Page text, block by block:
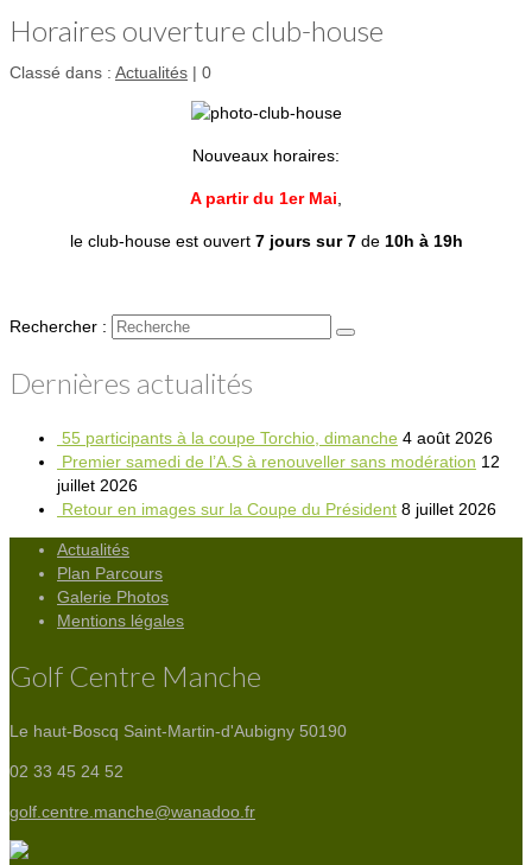
Horaires ouverture club-house
Classé dans : Actualités | 0
Nouveaux horaires:
A partir du 1er Mai
le club-house est ouvert7 jours sur 7de 10h à 19h
Rechercher :
Dernières actualités
55 participants à la coupe Torchio, dimanche 4 août 2026
Premier samedi de l’A.S à renouveller sans modération 12
juillet 2026
Retour en images sur la Coupe du Président 8 juillet 2026
Actualités
Plan Parcours
Galerie Photos
Mentions légales
Golf Centre Manche
Le haut-Boscq Saint-Martin-d'Aubigny 50190
02 33 45 24 52
golf.centre.manche@wanadoo.fr